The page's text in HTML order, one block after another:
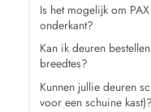
Is het mogelijk om
onderkant?
Kan ik deuren
breedtes?
Kunnen jullie deuren
voor een schuine kast)?